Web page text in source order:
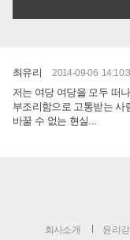
최유리 2014-09-06
저는 여당 여당을 모두 떠
부조리함으로 고통받는 사
바꿀 수 없는 현실...
회사소개 윤리